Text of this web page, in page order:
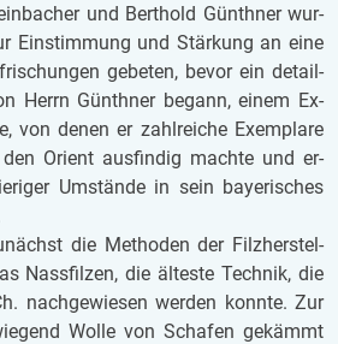
und Bert­hold Gün­th­ner wur­
Ein­stim­mung und Stär­kung an eine
ge­be­ten, bevor ein de­tail­
Herrn Gün­th­ner be­gann, einem Ex­
von denen er zahl­rei­che Ex­em­pla­re
Ori­ent aus­fin­dig mach­te und er­
Um­stän­de in sein bay­e­ri­sches
die Me­tho­den der Filz­her­stel­
Nass­fil­zen, die äl­tes­te Tech­nik, die
nach­ge­wie­sen wer­den konn­te. Zur
Wolle von Scha­fen ge­kämmt